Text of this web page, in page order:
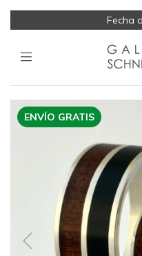
Fecha
ENVÍO GRATIS